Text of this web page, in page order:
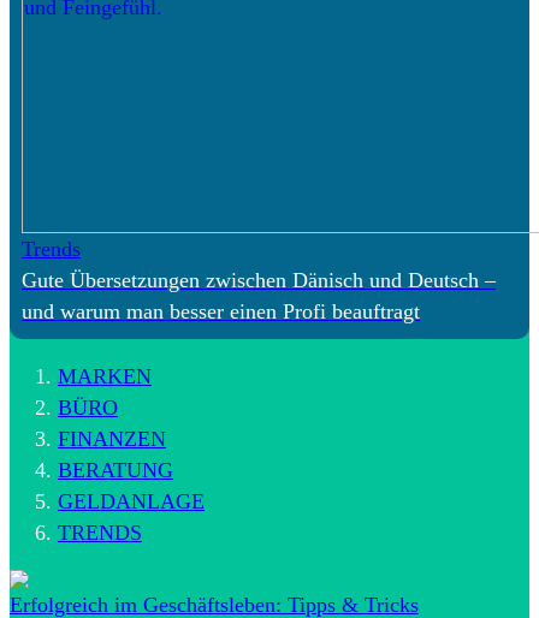
Trends
Gute Übersetzungen zwischen Dänisch und Deutsch –
und warum man besser einen Profi beauftragt
MARKEN
BÜRO
FINANZEN
BERATUNG
GELDANLAGE
TRENDS
Erfolgreich im Geschäftsleben: Tipps & Tricks